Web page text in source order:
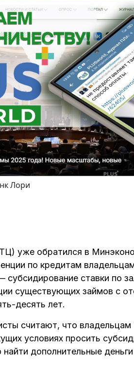
Лори
уже обратился в
по кредитам
ставки по
существующих займов с
десять лет.
считают, что
условиях просить
дополнительные